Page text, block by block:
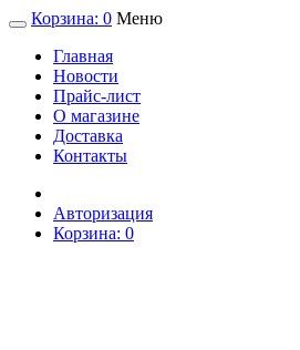
Корзина: 0 Меню
Главная
Новости
Прайс-лист
О магазине
Доставка
Контакты
Авторизация
Корзина: 0